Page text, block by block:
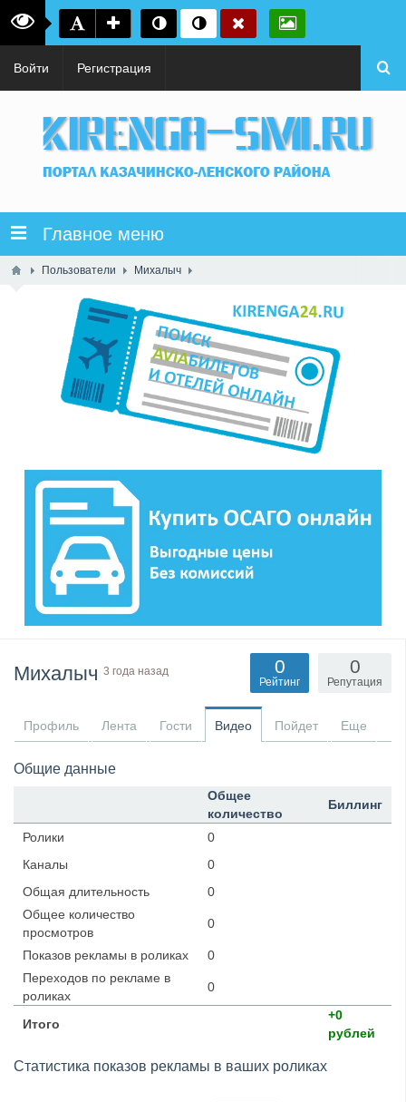
Войти Регистрация
Главное меню
Пользователи Михалыч
Михалыч 3 года назад 0
Репутация
0
Рейтинг
Профиль Лента Гости Видео Пойдет Еще
Общие данные
Общее
количество
Биллинг
Итого
+0
рублей
Ролики
0
Каналы
0
Общая длительность
0
Общее количество
просмотров
0
Показов рекламы в роликах
0
Переходов по рекламе в
роликах
0
Статистика показов рекламы в ваших роликах